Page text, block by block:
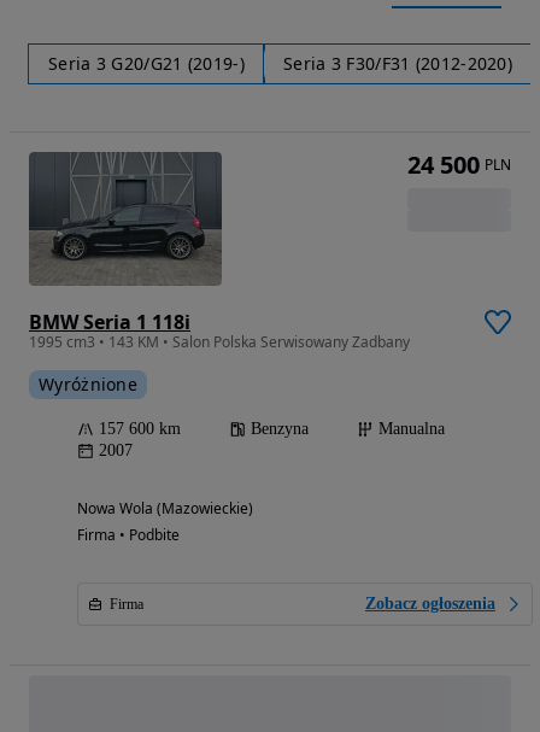
Seria 3 G20/G21 (2019-) Seria 3 F30/F31 (2012-2020)
BMW Seria 1 118i
1995 cm3 • 143 KM • Salon Polska Serwisowany Zadbany
Wyróżnione
157 600 km Benzyna
Manualna
2007
Nowa Wola (Mazowieckie)
Firma • Podbite
Firma Zobacz ogłoszenia
24 500 PLN